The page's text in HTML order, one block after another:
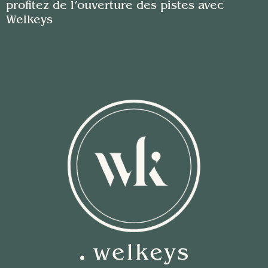
profitez de l’ouverture des pistes avec
Welkeys